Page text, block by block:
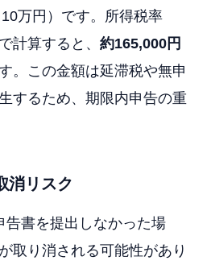
万円）です。所得税率
計算すると、約165,000円
。この金額は延滞税や無申
するため、期限内申告の重
消リスク
告書を提出しなかった場
取り消される可能性があり